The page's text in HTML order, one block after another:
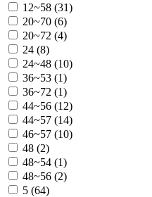
12~58 (31)
20~70 (6)
20~72 (4)
24 (8)
24~48 (10)
36~53 (1)
36~72 (1)
44~56 (12)
44~57 (14)
46~57 (10)
48 (2)
48~54 (1)
48~56 (2)
5 (64)